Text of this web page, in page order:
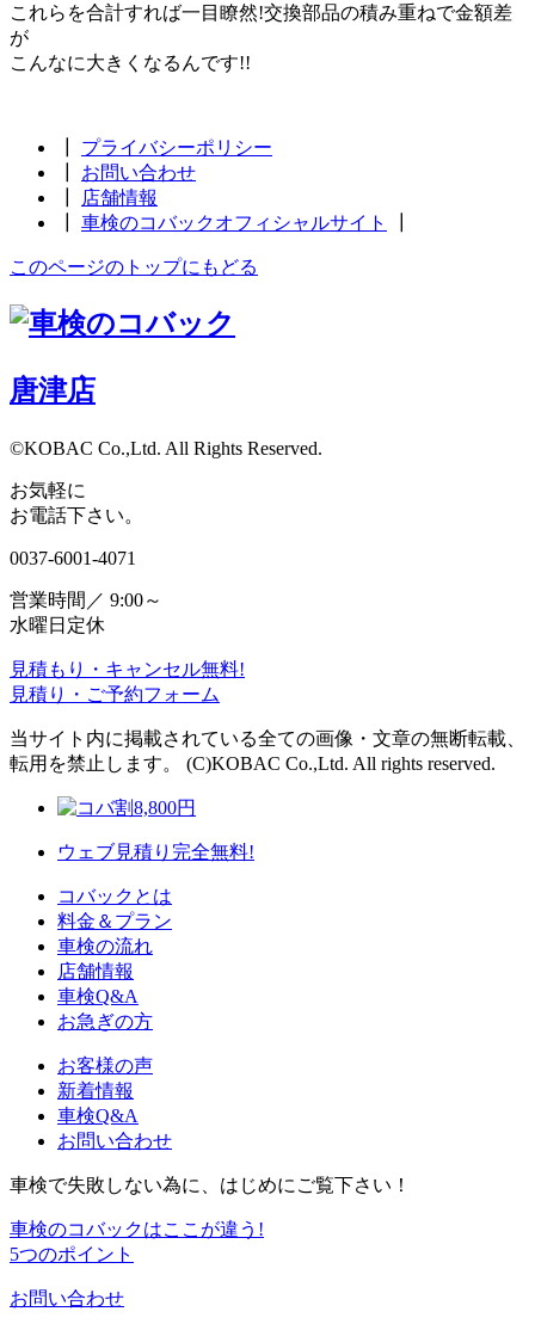
これらを合計すれば一目瞭然!交換部品の積み重ねで金額差
が
こんなに大きくなるんです!!
プライバシーポリシー
お問い合わせ
店舗情報
車検のコバックオフィシャルサイト
このページのトップにもどる
唐津店
©KOBAC Co.,Ltd. All Rights Reserved.
お気軽に
お電話下さい。
0037-6001-4071
営業時間／ 9:00～
水曜日定休
見積もり・キャンセル無料!
見積り・ご予約フォーム
当サイト内に掲載されている全ての画像・文章の無断転載、
転用を禁止します。 (C)KOBAC Co.,Ltd. All rights reserved.
8,800円
ウェブ見積り 完全無料!
コバックとは
料金＆プラン
車検の流れ
店舗情報
車検Q&A
お急ぎの方
お客様の声
新着情報
車検Q&A
お問い合わせ
車検で失敗しない為に、はじめにご覧下さい！
車検のコバックはここが違う!
5つのポイント
お問い合わせ